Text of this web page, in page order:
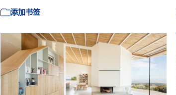
添加书签